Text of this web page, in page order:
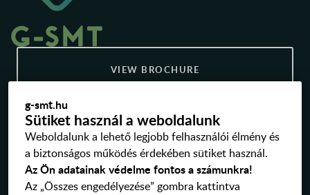
g-smt.hu
Sütiket használ a weboldalunk
Weboldalunk a lehető legjobb felhasználói élmény és
a biztonságos működés érdekében sütiket használ.
Az Ön adatainak védelme fontos a számunkra!
Az „Összes engedélyezése” gombra kattintva
VIEW BROCHURE
© 2026 g-smt.hu